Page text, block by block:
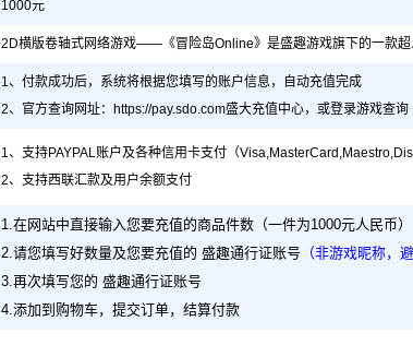
1000元
2D横版卷轴式网络游戏——《冒险岛Online》是盛趣游戏旗下的一款
1、付款成功后，系统将根据您填写的账户信息，自动充值完成
2、官方查询网址：https://pay.sdo.com盛大充值中心，或登录游戏查询
1、支持PAYPAL账户及各种信用卡支付（
2、支持西联汇款及用户余额支付
1.在网站中直接输入您要充值的商品件数（一件为1000元人民币）
2.请您填写好数量及您要充值的 盛趣通行证账号 （非游戏昵称，
3.再次填写您的 盛趣通行证账号
4.添加到购物车，提交订单，结算付款